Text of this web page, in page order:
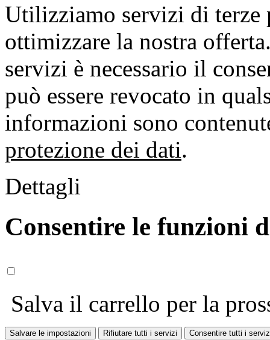
Utilizziamo servizi di terze
ottimizzare la nostra
servizi è necessario il
può essere revocato in
informazioni sono
protezione dei dati.
Dettagli
Consentire le funzioni
Salva il carrello per la
Salvare le impostazioni Rifiutare tutti i servizi Consentire tutti i